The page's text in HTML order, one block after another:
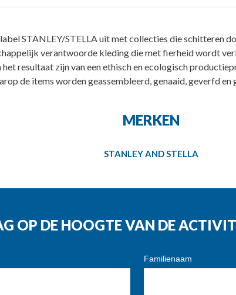
STANLEY/STELLA uit met collecties die schitteren
verantwoorde kleding die met fierheid wordt
resultaat zijn van een ethisch en ecologisch
de items worden geassembleerd, genaaid, geverfd
MERKEN
STANLEY AND STELLA
OP DE HOOGTE VAN DE
Familienaam